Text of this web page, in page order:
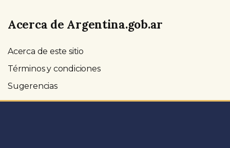
Acerca de Argentina.gob.ar
Acerca de este sitio
Términos y condiciones
Sugerencias